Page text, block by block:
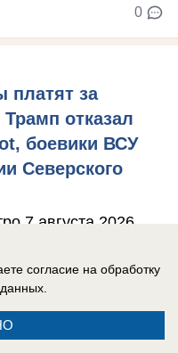
0
платят за
отказал
боевики ВСУ
Северского
7 августа 2026
согласие на обработку